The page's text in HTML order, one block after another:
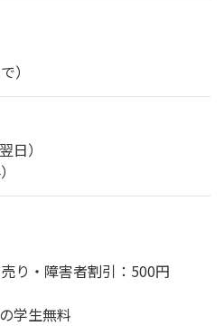
）
日）
り・障害者割引：500円
学生無料